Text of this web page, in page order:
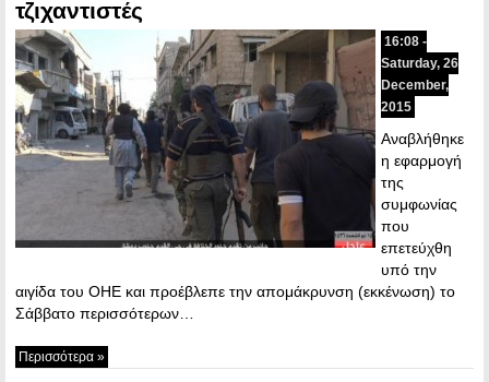
τζιχαντιστές
16:08 -
Saturday, 26
December,
2015
Αναβλήθηκε
η εφαρμογή
της
συμφωνίας
που
επετεύχθη
υπό την
αιγίδα του ΟΗΕ και προέβλεπε την απομάκρυνση (εκκένωση) το
Σάββατο περισσότερων…
Περισσότερα »